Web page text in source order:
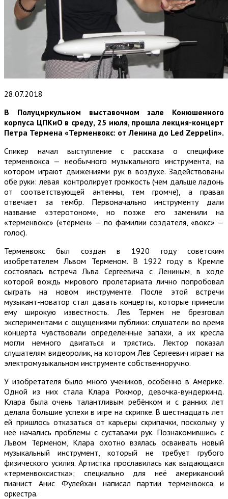
28.07.2018
В Полуциркульном выставочном зале Конюшенного
корпуса ЦПКиО в среду, 25 июля, прошла лекция-концерт
Петра Термена «Терменвокс: от Ленина до Led Zeppelin».
Спикер начал выступление с рассказа о специфике
терменвокса — необычного музыкального инструмента, на
котором играют движениями рук в воздухе. Задействованы
обе руки: левая контролирует громкость (чем дальше ладонь
от соответствующей антенны, тем громче), а правая
отвечает за тембр. Первоначально инструменту дали
название «этеротоном», но позже его заменили на
«терменвокс» («термен» — по фамилии создателя, «вокс» —
голос).
Терменвокс был создан в 1920 году советским
изобретателем Львом Терменом. В 1922 году в Кремле
состоялась встреча Льва Сергеевича с Лениным, в ходе
которой вождь мирового пролетариата лично попробовал
сыграть на новом инструменте. После этой встречи
музыкант-новатор стал давать концерты, которые принесли
ему широкую известность. Лев Термен не брезговал
экспериментами с ощущениями публики: слушатели во время
концерта чувствовали определённые запахи, а их кресла
могли немного двигаться и трястись. Лектор показал
слушателям видеоролик, на котором Лев Сергеевич играет на
электромузыкальном инструменте собственноручно.
У изобретателя было много учеников, особенно в Америке.
Одной из них стала Клара Рокмор, девочка-вундеркинд.
Клара была очень талантливым ребёнком и с ранних лет
делала большие успехи в игре на скрипке. В шестнадцать лет
ей пришлось отказаться от карьеры скрипачки, поскольку у
неё начались проблемы с суставами рук. Познакомившись с
Львом Терменом, Клара охотно взялась осваивать новый
музыкальный инструмент, который не требует грубого
физического усилия. Артистка прославилась как выдающаяся
«терменвоксистка»; специально для неё американский
пианист Анис Фулейхан написал партии терменвокса и
оркестра.